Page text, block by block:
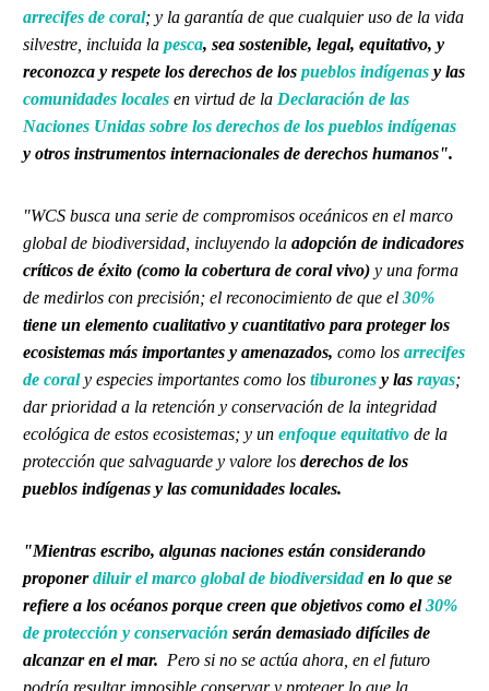
arrecifes de coral; y la garantía de que cualquier uso de la vida
silvestre, incluida la pesca, sea sostenible, legal, equitativo, y
reconozca y respete los derechos de los pueblos indígenas y las
comunidades locales en virtud de la Declaración de las
Naciones Unidas sobre los derechos de los pueblos indígenas
y otros instrumentos internacionales de derechos humanos".
"WCS busca una serie de compromisos oceánicos en el marco
global de biodiversidad, incluyendo la adopción de indicadores
críticos de éxito (como la cobertura de coral vivo) y una forma
de medirlos con precisión; el reconocimiento de que el 30%
tiene un elemento cualitativo y cuantitativo para proteger los
ecosistemas más importantes y amenazados, como los arrecifes
de coraly especies importantes como los tiburones y las rayas;
dar prioridad a la retención y conservación de la integridad
ecológica de estos ecosistemas; y un enfoque equitativo de la
protección que salvaguarde y valore los derechos de los
pueblos indígenas y las comunidades locales.
"Mientras escribo, algunas naciones están considerando
proponerdiluir el marco global de biodiversidaden lo que se
refiere a los océanos porque creen que objetivos como el30%
de protección y conservación serán demasiado difíciles de
alcanzar en el mar. Pero si no se actúa ahora, en el futuro
podría resultar imposible conservar y proteger lo que la